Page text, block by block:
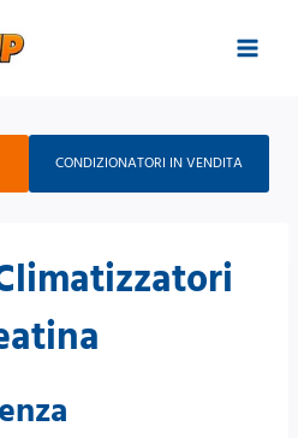
CONDIZIONATORI IN VENDITA